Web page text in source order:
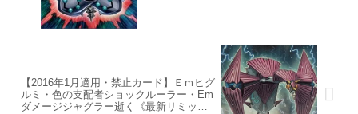
【2016年1月適用・禁止カード】Ｅｍヒグ
ルミ・色の支配者ショックルーラー・Em
ダメージジャグラー逝く《最新リミット